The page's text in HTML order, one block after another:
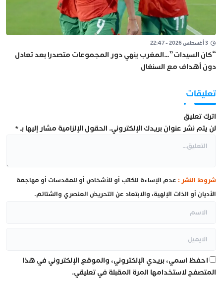
3 أغسطس 2026 - 22:47
“كان السيدات”…المغرب ينهي دور المجموعات متصدرا بعد تعادل
دون أهداف مع السنغال
تعليقات
اترك تعليق
لن يتم نشر عنوان بريدك الإلكتروني. الحقول الإلزامية مشار إليها بـ*
شروط النشر : عدم الإساءة للكاتب أو للأشخاص أو للمقدسات أو مهاجمة
الأديان أو الذات الإلهية، والابتعاد عن التحريض العنصري والشتائم.
احفظ اسمي، بريدي الإلكتروني، والموقع الإلكتروني في هذا
المتصفح لاستخدامها المرة المقبلة في تعليقي.